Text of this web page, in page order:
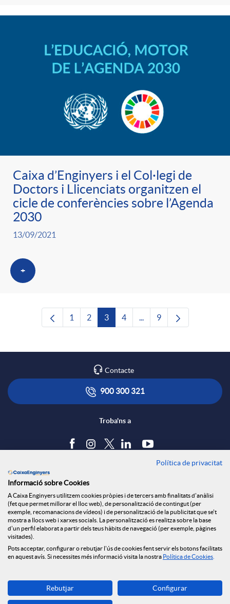
Caixa d’Enginyers i el Col·legi de
Doctors i Llicenciats organitzen el
cicle de conferències sobre l’Agenda
2030
13/09/2021
+
Pàgina
1 Pàgina
2 Pàgina
3 Pàgina
4 ...Pàgines intermèdies
Pàgina
9
Contacte
900 300 321
Troba'ns a
Política de cookies
Avís legal
Seguretat Online
Canal denúncies
Descarrega-la ara
Banca MOBILE
Política de privacitat
Informació sobre Cookies
A Caixa Enginyers utilitzem cookies pròpies i de tercers amb finalitats d'anàlisi
(fet que permet millorar el lloc web), de personalització de contingut (per
exemple, recomanacions de vídeos) i de personalització de la publicitat que se't
mostra a llocs web i xarxes socials. La personalització es realitza sobre la base
d'un perfil elaborat a partir dels teus hàbits de navegació (per exemple, pàgines
visitades).
Pots acceptar, configurar o rebutjar l'ús de cookies fent servir els botons facilitats
en aquest avís. Si necessites més informació visita la nostra Política de Cookies
Rebutjar Configurar